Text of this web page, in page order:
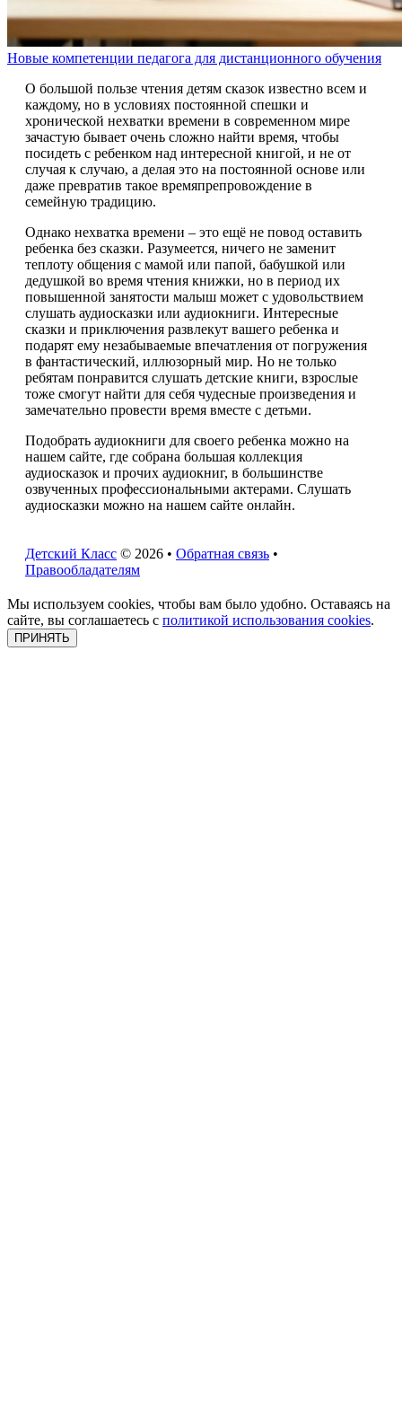
Новые компетенции педагога для дистанционного обучения
О большой пользе чтения детям сказок известно всем и
каждому, но в условиях постоянной спешки и
хронической нехватки времени в современном мире
зачастую бывает очень сложно найти время, чтобы
посидеть с ребенком над интересной книгой, и не от
случая к случаю, а делая это на постоянной основе или
даже превратив такое времяпрепровождение в
семейную традицию.
Однако нехватка времени – это ещё не повод оставить
ребенка без сказки. Разумеется, ничего не заменит
теплоту общения с мамой или папой, бабушкой или
дедушкой во время чтения книжки, но в период их
повышенной занятости малыш может с удовольствием
слушать аудиосказки или аудиокниги. Интересные
сказки и приключения развлекут вашего ребенка и
подарят ему незабываемые впечатления от погружения
в фантастический, иллюзорный мир. Но не только
ребятам понравится слушать детские книги, взрослые
тоже смогут найти для себя чудесные произведения и
замечательно провести время вместе с детьми.
Подобрать аудиокниги для своего ребенка можно на
нашем сайте, где собрана большая коллекция
аудиосказок и прочих аудиокниг, в большинстве
озвученных профессиональными актерами. Слушать
аудиосказки можно на нашем сайте онлайн.
Детский Класс © 2026 • Обратная связь •
Правообладателям
Мы используем cookies, чтобы вам было удобно. Оставаясь на
сайте, вы соглашаетесь с политикой использования cookies.
ПРИНЯТЬ